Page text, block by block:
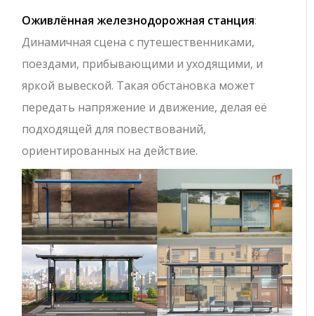
Оживлённая железнодорожная станция:
Динамичная сцена с путешественниками,
поездами, прибывающими и уходящими, и
яркой вывеской. Такая обстановка может
передать напряжение и движение, делая её
подходящей для повествований,
ориентированных на действие.